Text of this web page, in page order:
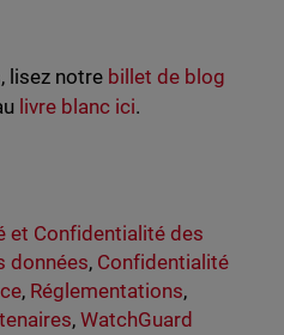
lisez notre billet de blog
livre blanc ici.
et Confidentialité des
données, Confidentialité
, Réglementations,
,WatchGuard